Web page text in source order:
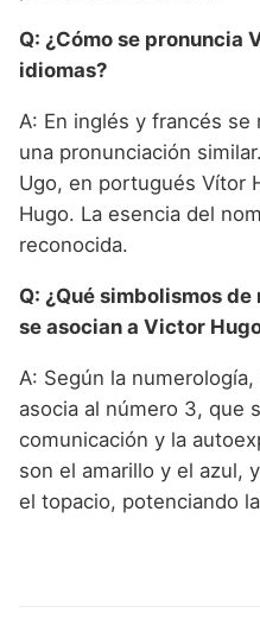
Q: ¿Cómo se pronuncia
idiomas?
A: En inglés y francés
una pronunciación
Ugo, en portugués Vítor
Hugo. La esencia del
reconocida.
Q: ¿Qué simbolismos
se asocian a Victor
A: Según la
asocia al número 3, que
comunicación y la
son el amarillo y el azul,
el topacio, potenciando